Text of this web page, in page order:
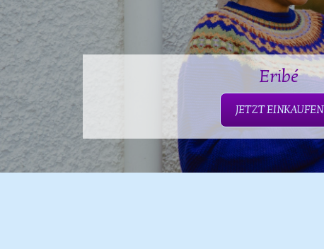
Eribé
JETZT EINKAUFEN